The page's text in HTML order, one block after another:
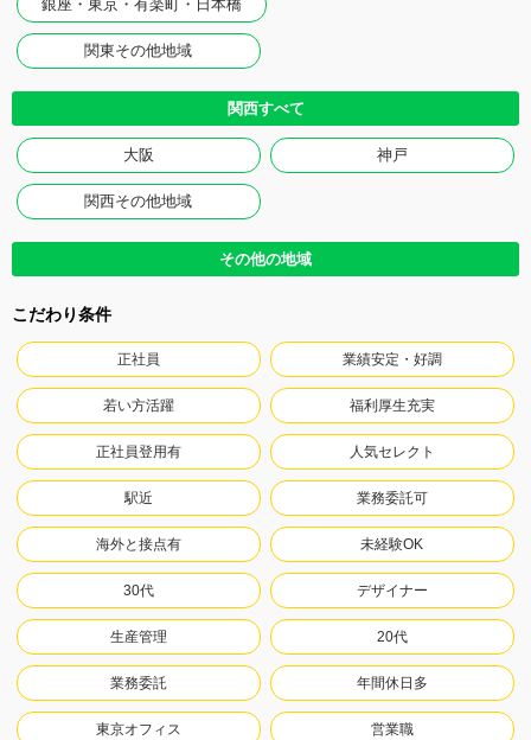
銀座・東京・有楽町・日本橋
関東その他地域
関西すべて
大阪 神戸
関西その他地域
その他の地域
こだわり条件
正社員 業績安定・好調
若い方活躍 福利厚生充実
正社員登用有 人気セレクト
駅近 業務委託可
海外と接点有 未経験OK
30代 デザイナー
生産管理 20代
業務委託 年間休日多
東京オフィス 営業職